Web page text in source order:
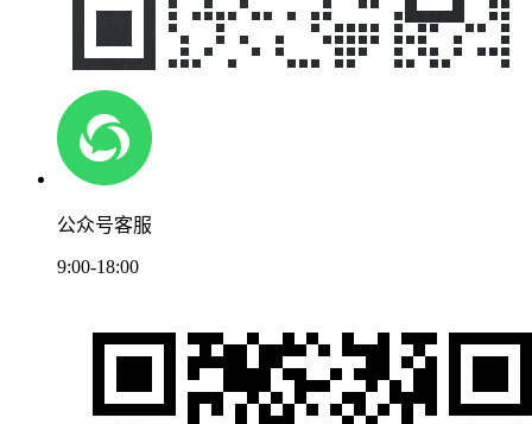
公众号客服
9:00-18:00